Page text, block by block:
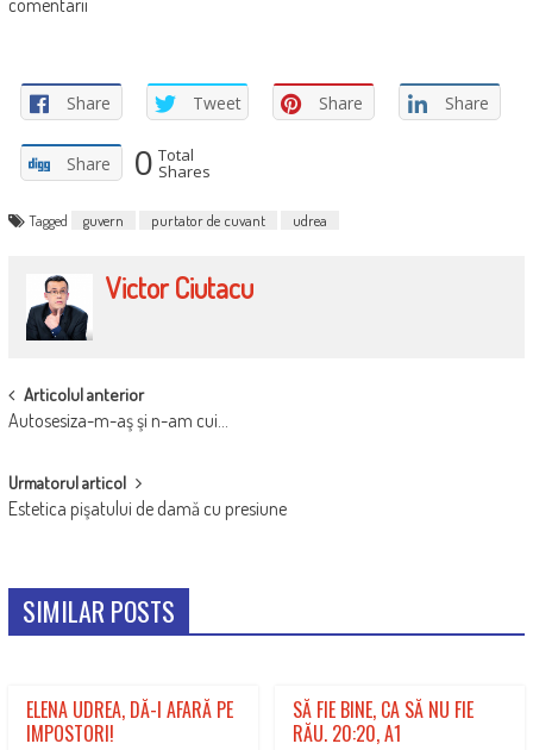
Share Tweet Share Share
Share 0 Total
Shares
Tagged guvern purtator de cuvant udrea
Victor Ciutacu
POST
NAVIGATION
Articolul anterior
Autosesiza-m-aş şi n-am cui…
Urmatorul articol
Estetica pişatului de damă cu presiune
SIMILAR POSTS
ELENA UDREA, DĂ-I AFARĂ PE
IMPOSTORI!
SĂ FIE BINE, CA SĂ NU FIE
RĂU. 20:20, A1